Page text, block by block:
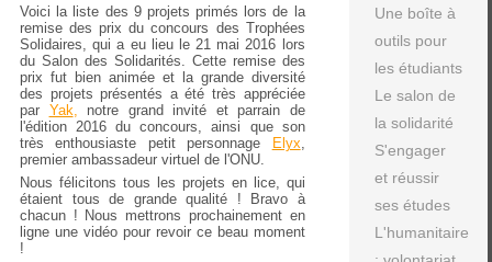
Voici la liste des 9 projets primés lors de la
remise des prix du concours des Trophées
Solidaires, qui a eu lieu le 21 mai 2016 lors
du Salon des Solidarités. Cette remise des
prix fut bien animée et la grande diversité
des projets présentés a été très appréciée
par Yak
notre grand invité et parrain de
l'édition 2016 du concours, ainsi que son
très enthousiaste petit personnage Elyx
premier ambassadeur virtuel de l'ONU.
Nous félicitons tous les projets en lice, qui
étaient tous de grande qualité ! Bravo à
chacun ! Nous mettrons prochainement en
ligne une vidéo pour revoir ce beau moment
!
Une boîte à
outils pour
les étudiants
Le salon de
la solidarité
S'engager
et réussir
ses études
L'humanitaire